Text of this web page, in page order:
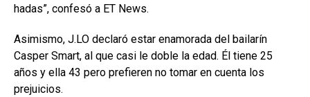
hadas”, confesó a ET News.
Asimismo, J.LO declaró estar enamorada del bailarín
Casper Smart, al que casi le doble la edad. Él tiene 25
años y ella 43 pero prefieren no tomar en cuenta los
prejuicios.